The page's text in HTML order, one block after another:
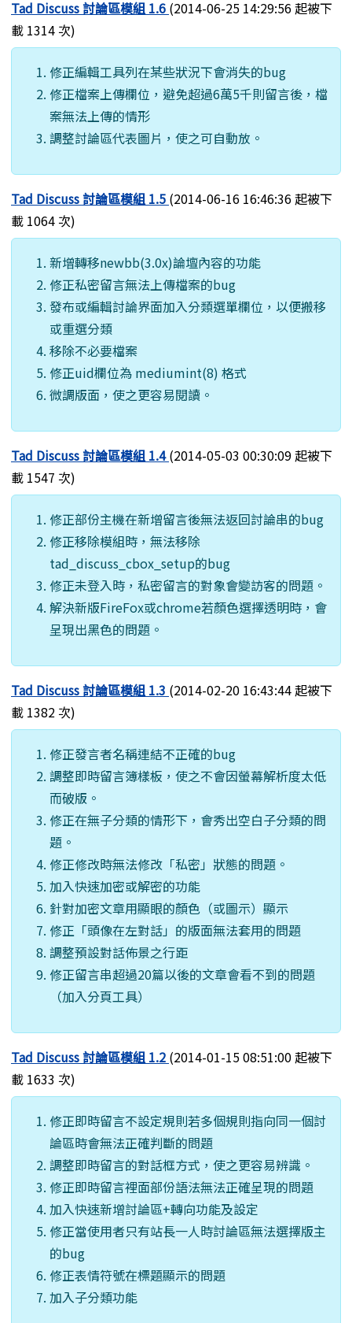
Tad Discuss 討論區模組 1.6 (2014-06-25 14:29:56 起被下
載 1314 次)
修正編輯工具列在某些狀況下會消失的bug
修正檔案上傳欄位，避免超過6萬5千則留言後，檔
案無法上傳的情形
調整討論區代表圖片，使之可自動放。
Tad Discuss 討論區模組 1.5 (2014-06-16 16:46:36 起被下
載 1064 次)
新增轉移newbb(3.0x)論壇內容的功能
修正私密留言無法上傳檔案的bug
發布或編輯討論界面加入分類選單欄位，以便搬移
或重選分類
移除不必要檔案
修正uid欄位為 mediumint(8) 格式
微調版面，使之更容易閱讀。
Tad Discuss 討論區模組 1.4(2014-05-03 00:30:09 起被下
載 1547 次)
修正部份主機在新增留言後無法返回討論串的bug
修正移除模組時，無法移除
tad_discuss_cbox_setup的bug
修正未登入時，私密留言的對象會變訪客的問題。
解決新版FireFox或chrome若顏色選擇透明時，會
呈現出黑色的問題。
Tad Discuss 討論區模組 1.3 (2014-02-20 16:43:44 起被下
載 1382 次)
修正發言者名稱連結不正確的bug
調整即時留言簿樣板，使之不會因螢幕解析度太低
而破版。
修正在無子分類的情形下，會秀出空白子分類的問
題。
修正修改時無法修改「私密」狀態的問題。
加入快速加密或解密的功能
針對加密文章用顯眼的顏色（或圖示）顯示
修正「頭像在左對話」的版面無法套用的問題
調整預設對話佈景之行距
修正留言串超過20篇以後的文章會看不到的問題
（加入分頁工具）
Tad Discuss 討論區模組 1.2 (2014-01-15 08:51:00 起被下
載 1633 次)
修正即時留言不設定規則若多個規則指向同一個討
論區時會無法正確判斷的問題
調整即時留言的對話框方式，使之更容易辨識。
修正即時留言裡面部份語法無法正確呈現的問題
加入快速新增討論區+轉向功能及設定
修正當使用者只有站長一人時討論區無法選擇版主
的bug
修正表情符號在標題顯示的問題
加入子分類功能